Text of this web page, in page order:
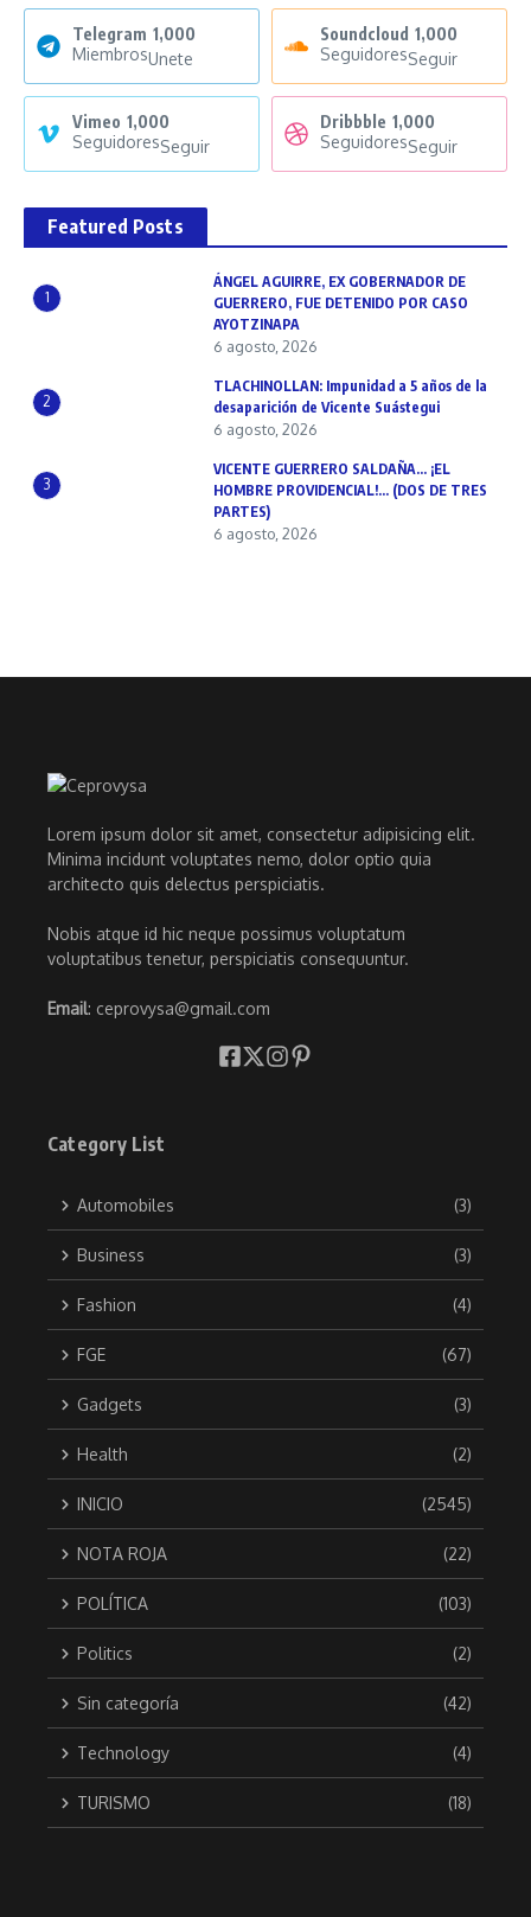
Telegram 1,000
MiembrosUnete
Soundcloud 1,000
SeguidoresSeguir
Vimeo 1,000
SeguidoresSeguir
Dribbble 1,000
SeguidoresSeguir
Featured Posts
1
ÁNGEL AGUIRRE, EX GOBERNADOR DE
GUERRERO, FUE DETENIDO POR CASO
AYOTZINAPA
6 agosto, 2026
2
TLACHINOLLAN: Impunidad a 5 años de la
desaparición de Vicente Suástegui
6 agosto, 2026
3
VICENTE GUERRERO SALDAÑA… ¡EL
HOMBRE PROVIDENCIAL!… (DOS DE TRES
PARTES)
6 agosto, 2026
Lorem ipsum dolor sit amet, consectetur adipisicing elit.
Minima incidunt voluptates nemo, dolor optio quia
architecto quis delectus perspiciatis.
Nobis atque id hic neque possimus voluptatum
voluptatibus tenetur, perspiciatis consequuntur.
Email: ceprovysa@gmail.com
Category List
Automobiles (3)
Business (3)
Fashion (4)
FGE (67)
Gadgets (3)
Health (2)
INICIO (2545)
NOTA ROJA (22)
POLÍTICA (103)
Politics (2)
Sin categoría (42)
Technology (4)
TURISMO (18)